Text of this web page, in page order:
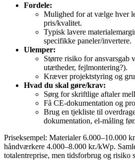
Fordele:
Mulighed for at vælge hver
pris/kvalitet.
Typisk lavere
specifikke paneler/invertere.
Ulemper:
Større risiko for ansvarsgab
utætheder, fejlmontering?).
Kræver projektstyring og
Hvad du skal gøre/krav:
Sørg for skriftlige aftaler
Få CE‑dokumentation og
Brug en tjekliste til
dokumentation, el‑måling
Priseksempel: Materialer 6.000–10.000
håndværkere 4.000–8.000 kr./kWp.
totalentreprise, men tidsforbrug og risiko